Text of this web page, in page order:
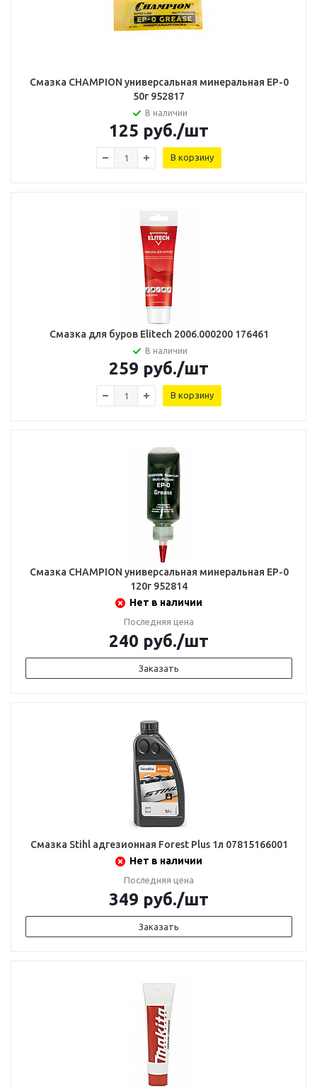
Смазка CHAMPION универсальная минеральная EP-0
50г 952817
В наличии
125 руб./шт
В корзину
Смазка для буров Elitech 2006.000200 176461
В наличии
259 руб./шт
В корзину
Смазка CHAMPION универсальная минеральная EP-0
120г 952814
Нет в наличии
Последняя цена
240 руб./шт
Заказать
Смазка Stihl адгезионная Forest Plus 1л 07815166001
Нет в наличии
Последняя цена
349 руб./шт
Заказать